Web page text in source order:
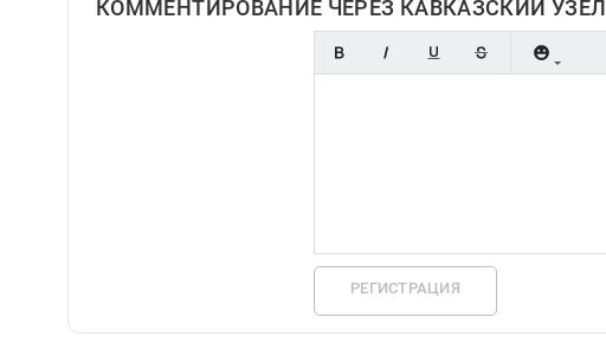
КОММЕНТИРОВАНИЕ ЧЕРЕЗ КАВКАЗСКИЙ УЗЕЛ
РЕГИСТРАЦИЯ